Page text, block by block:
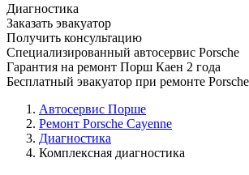
Диагностика
Заказать эвакуатор
Получить консультацию
Специализированный автосервис Porsche
Гарантия на ремонт Порш Каен 2 года
Бесплатный эвакуатор при ремонте
Автосервис Порше
Ремонт Porsche Cayenne
Диагностика
Комплексная диагностика